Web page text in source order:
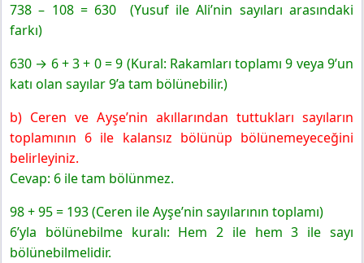
738 – 108 = 630 (Yusuf ile Ali’nin sayıları arasındaki
farkı)
630 → 6 + 3 + 0 = 9 (Kural: Rakamları toplamı 9 veya 9’un
katı olan sayılar 9’a tam bölünebilir.)
b) Ceren ve Ayşe’nin akıllarından tuttukları sayıların
toplamının 6 ile kalansız bölünüp bölünemeyeceğini
belirleyiniz.
Cevap: 6 ile tam bölünmez.
98 + 95 = 193 (Ceren ile Ayşe’nin sayılarının toplamı)
6’yla bölünebilme kuralı: Hem 2 ile hem 3 ile sayı
bölünebilmelidir.